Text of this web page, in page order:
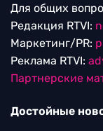
Для общих
Редакция RTVI:
Маркетинг/PR:
Реклама RTVI:
Партнерские
Достойные